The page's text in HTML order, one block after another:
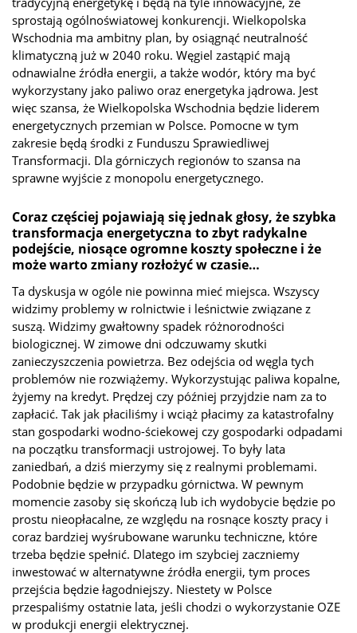
sprostają ogólnoświatowej konkurencji. Wielkopolska
Wschodnia ma ambitny plan, by osiągnąć neutralność
klimatyczną już w 2040 roku. Węgiel zastąpić mają
odnawialne źródła energii, a także wodór, który ma być
wykorzystany jako paliwo oraz energetyka jądrowa. Jest
więc szansa, że Wielkopolska Wschodnia będzie liderem
energetycznych przemian w Polsce. Pomocne w tym
zakresie będą środki z Funduszu Sprawiedliwej
Transformacji. Dla górniczych regionów to szansa na
sprawne wyjście z monopolu energetycznego.
Coraz częściej pojawiają się jednak głosy, że szybka
transformacja energetyczna to zbyt radykalne
podejście, niosące ogromne koszty społeczne i że
może warto zmiany rozłożyć w czasie…
Ta dyskusja w ogóle nie powinna mieć miejsca. Wszyscy
widzimy problemy w rolnictwie i leśnictwie związane z
suszą. Widzimy gwałtowny spadek różnorodności
biologicznej. W zimowe dni odczuwamy skutki
zanieczyszczenia powietrza. Bez odejścia od węgla tych
problemów nie rozwiążemy. Wykorzystując paliwa kopalne,
żyjemy na kredyt. Prędzej czy później przyjdzie nam za to
zapłacić. Tak jak płaciliśmy i wciąż płacimy za katastrofalny
stan gospodarki wodno-ściekowej czy gospodarki odpadami
na początku transformacji ustrojowej. To były lata
zaniedbań, a dziś mierzymy się z realnymi problemami.
Podobnie będzie w przypadku górnictwa. W pewnym
momencie zasoby się skończą lub ich wydobycie będzie po
prostu nieopłacalne, ze względu na rosnące koszty pracy i
coraz bardziej wyśrubowane warunku techniczne, które
trzeba będzie spełnić. Dlatego im szybciej zaczniemy
inwestować w alternatywne źródła energii, tym proces
przejścia będzie łagodniejszy. Niestety w Polsce
przespaliśmy ostatnie lata, jeśli chodzi o wykorzystanie OZE
w produkcji energii elektrycznej.